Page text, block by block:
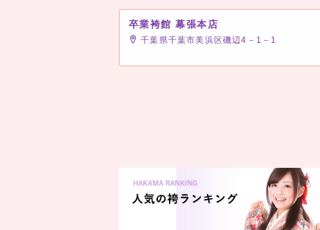
卒業袴館 幕張本店
千葉県千葉市美浜区磯辺4－1－1